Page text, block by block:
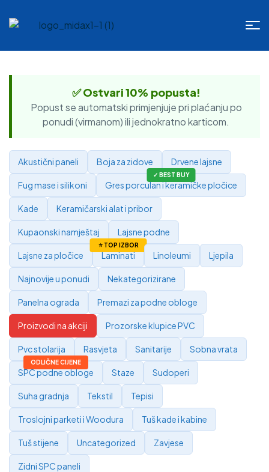
✅ Ostvari 10% popusta!
Popust se automatski primjenjuje pri plaćanju po
ponudi (virmanom) ili jednokratno karticom.
Akustični paneli Boja za zidove Drvene lajsne
Fug mase i silikoni Gres porculan i keramičke pločice
Kade Keramičarski alat i pribor
Kupaonski namještaj Lajsne podne
Lajsne za pločice Laminati Linoleumi Ljepila
Najnovije u ponudi Nekategorizirane
Panelna ograda Premazi za podne obloge
Proizvodi na akciji Prozorske klupice PVC
Pvc stolarija Rasvjeta Sanitarije Sobna vrata
SPC podne obloge Staze Sudoperi
Suha gradnja Tekstil Tepisi
Troslojni parketi i Woodura Tuš kade i kabine
Tuš stijene Uncategorized Zavjese
Zidni SPC paneli